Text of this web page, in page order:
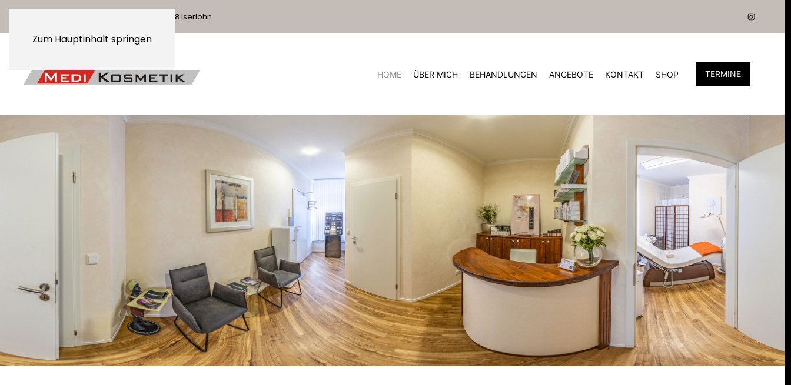
Zum Hauptinhalt springen
| Hochstr. 27 | 58638 Iserlohn
HOME ÜBER MICH BEHANDLUNGEN ANGEBOTE KONTAKT SHOP TERMINE